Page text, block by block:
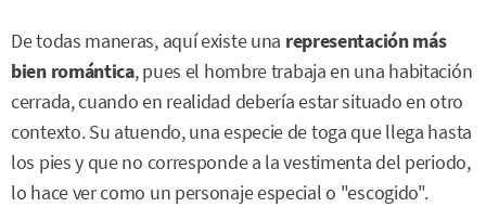
De todas maneras, aquí existe una representación más
bien romántica, pues el hombre trabaja en una habitación
cerrada, cuando en realidad debería estar situado en otro
contexto. Su atuendo, una especie de toga que llega hasta
los pies y que no corresponde a la vestimenta del periodo,
lo hace ver como un personaje especial o "escogido".